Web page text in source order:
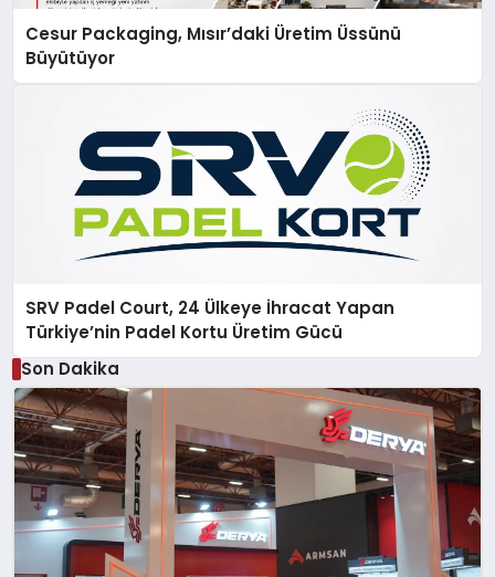
Cesur Packaging, Mısır’daki Üretim Üssünü
Büyütüyor
SRV Padel Court, 24 Ülkeye İhracat Yapan
Türkiye’nin Padel Kortu Üretim Gücü
Son Dakika